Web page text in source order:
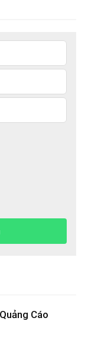
Cáo